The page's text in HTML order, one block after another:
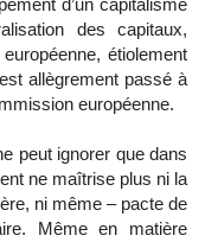
d’un capitalisme
des capitaux,
étiolement
allègrement passé à
européenne.
peut ignorer que dans
ne maîtrise plus ni la
ni même – pacte de
Même en matière